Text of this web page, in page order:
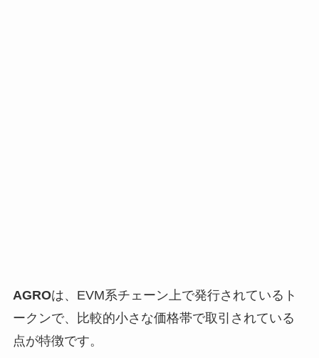
AGROは、EVM系チェーン上で発行されているト
ークンで、比較的小さな価格帯で取引されている
点が特徴です。